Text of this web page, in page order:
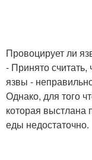
Провоцирует ли
- Принято
язвы -
Однако, для того
которая выстлана
еды недостаточно.